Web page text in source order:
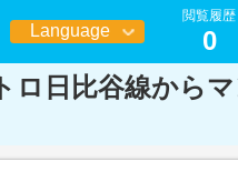
Language
日本語
閲覧履歴
0
ロ日比谷線から